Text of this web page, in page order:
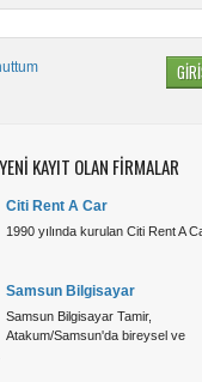
YENİ KAYIT OLAN FİRMALAR
Citi Rent A Car
1990 yılında kurulan Citi Rent A
Samsun Bilgisayar
Samsun Bilgisayar Tamir,
Atakum/Samsun'da bireysel ve